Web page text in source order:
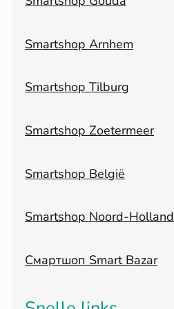
Smartshop Arnhem
Smartshop Tilburg
Smartshop Zoetermeer
Smartshop België
Smartshop Noord-Holland
Смартшоп Smart Bazar